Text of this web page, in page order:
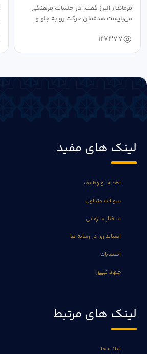
فرماندار البرز گفت: در جلسات فرهنگی
می‌بایست هدفمان حرکت رو به جلو و
127377
لینک های مفید
اهداف و وظایف
سوالات متداول
ساختار سازمانی
استانداری در رسانه ها
انتصابات
جهاد تبیین
لینک های مرتبط
بیانیه ها